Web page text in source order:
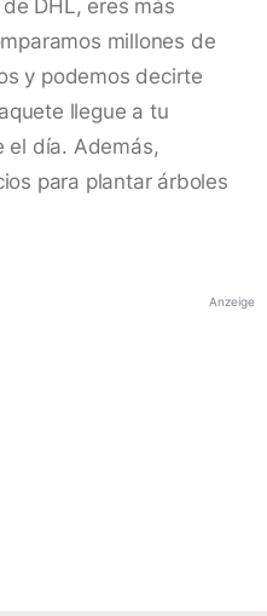
DHL, eres más
millones de
y podemos decirte
llegue a tu
el día. Además,
para plantar árboles
Anzeige